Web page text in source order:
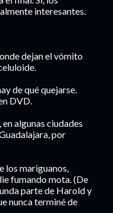
interesantes.
dejan el vómito
de qué quejarse.
DVD.
algunas ciudades
por
los mariguanos,
fumando mota. (De
parte de Harold y
nunca terminé de